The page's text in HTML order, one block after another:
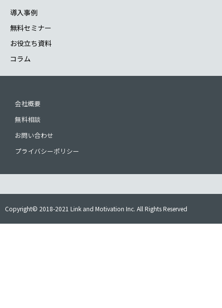
導入事例
無料セミナー
お役立ち資料
コラム
会社概要
無料相談
お問い合わせ
プライバシーポリシー
Copyright© 2018-2021 Link and Motivation Inc. All Rights Reserved